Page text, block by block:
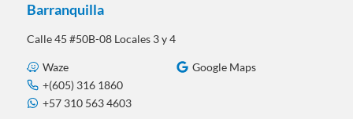
Barranquilla
Calle 45 #50B-08 Locales 3 y 4
Waze
Google Maps
+(605) 316 1860
+57 310 563 4603